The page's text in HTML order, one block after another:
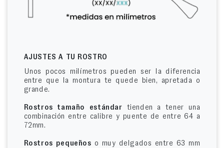
AJUSTES A TU ROSTRO
Unos pocos milímetros pueden ser la diferencia
entre que la montura te quede bien, apretada o
grande.
Rostros tamaño estándar tienden a tener una
combinación entre calibre y puente de entre 64 a
72mm.
Rostros pequeños o muy delgados entre 63 mm